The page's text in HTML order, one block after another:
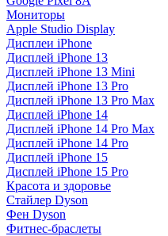
Мониторы
Apple Studio Display
Дисплеи iPhone
Дисплей iPhone 13
Дисплей iPhone 13 Mini
Дисплей iPhone 13 Pro
Дисплей iPhone 13 Pro Max
Дисплей iPhone 14
Дисплей iPhone 14 Pro Max
Дисплей iPhone 14 Pro
Дисплей iPhone 15
Дисплей iPhone 15 Pro
Красота и здоровье
Стайлер Dyson
Фен Dyson
Фитнес-браслеты